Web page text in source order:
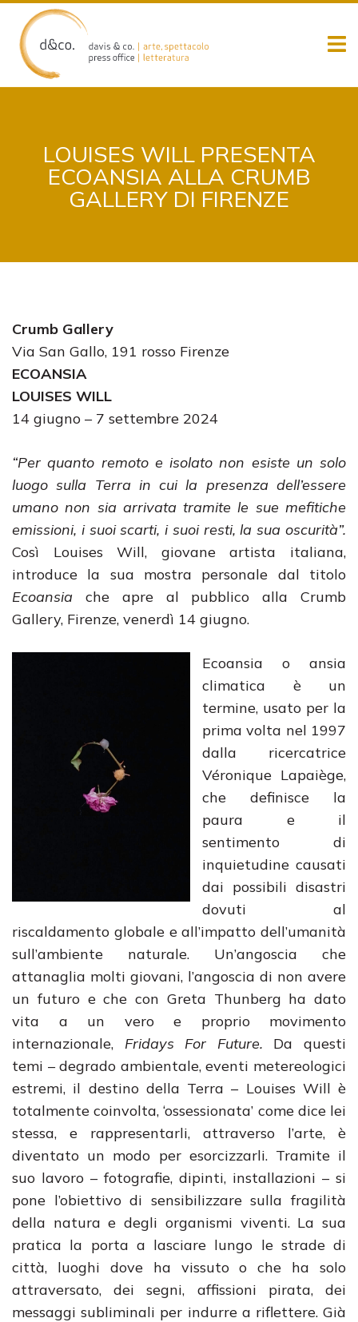
content
LOUISES WILL PRESENTA
ECOANSIA ALLA CRUMB
GALLERY DI FIRENZE
Crumb Gallery
Via San Gallo, 191 rosso Firenze
ECOANSIA
LOUISES WILL
14 giugno – 7 settembre 2024
“Per quanto remoto e isolato non esiste un solo
luogo sulla Terra in cui la presenza dell’essere
umano non sia arrivata tramite le sue mefitiche
emissioni, i suoi scarti, i suoi resti, la sua oscurità”.
Così Louises Will, giovane artista italiana,
introduce la sua mostra personale dal titolo
Ecoansia che apre al pubblico alla Crumb
Gallery, Firenze, venerdì 14 giugno.
Ecoansia o ansia
climatica è un
termine, usato per la
prima volta nel 1997
dalla ricercatrice
Véronique Lapaiège,
che definisce la
paura e il
sentimento di
inquietudine causati
dai possibili disastri
dovuti al
riscaldamento globale e all’impatto dell’umanità
sull’ambiente naturale. Un’angoscia che
attanaglia molti giovani, l’angoscia di non avere
un futuro e che con Greta Thunberg ha dato
vita a un vero e proprio movimento
internazionale, Fridays For Future. Da questi
temi – degrado ambientale, eventi metereologici
estremi, il destino della Terra – Louises Will è
totalmente coinvolta, ‘ossessionata’ come dice lei
stessa, e rappresentarli, attraverso l’arte, è
diventato un modo per esorcizzarli. Tramite il
suo lavoro – fotografie, dipinti, installazioni – si
pone l’obiettivo di sensibilizzare sulla fragilità
della natura e degli organismi viventi. La sua
pratica la porta a lasciare lungo le strade di
città, luoghi dove ha vissuto o che ha solo
attraversato, dei segni, affissioni pirata, dei
messaggi subliminali per indurre a riflettere. Già